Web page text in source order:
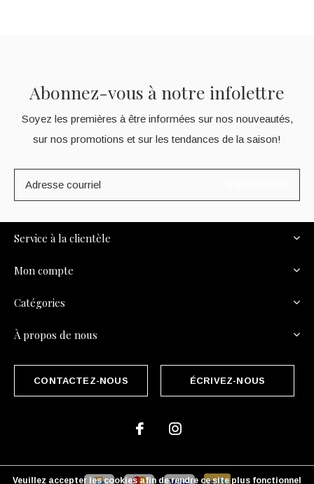
Abonnez-vous à notre infolettre
Soyez les premières à être informées sur nos nouveautés,
sur nos promotions et sur les tendances de la saison!
Service à la clientèle
Mon compte
Catégories
À propos de nous
CONTACTEZ-NOUS ÉCRIVEZ-NOUS
Veuillez accepter les cookies afin de rendre ce site plus fonctionnel